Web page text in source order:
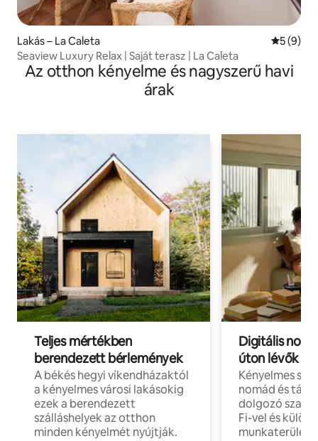
Lakás – La Caleta Átlagos
5 (9)
Seaview Luxury Relax | Saját terasz | La Caleta
Az otthon kényelme és nagyszerű havi
árak
Teljes mértékben
berendezett bérlemények
A békés hegyi víkendházaktól
a kényelmes városi lakásokig
ezek a berendezett
szálláshelyek az otthon
minden kényelmét nyújtják.
Digitális
úton lévők
Kényelmes
nomád és
dolgozó
Fi-vel és külön